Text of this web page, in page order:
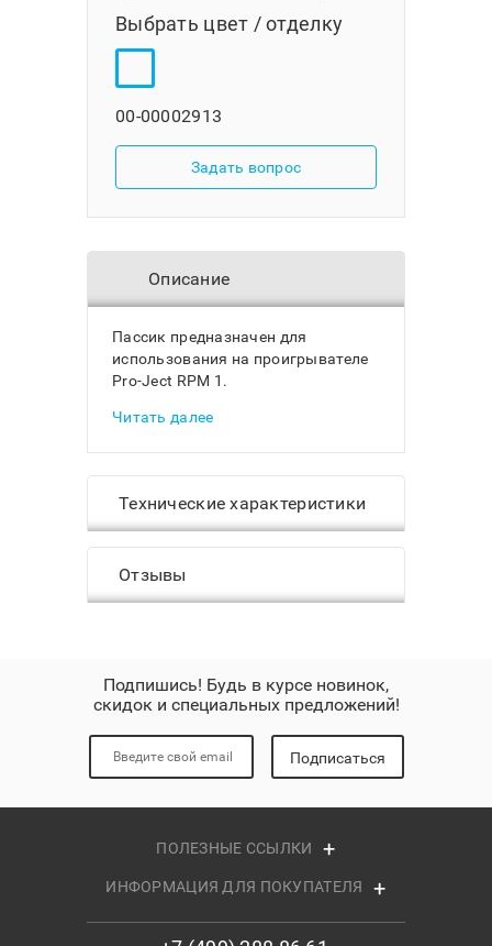
Выбрать цвет / отделку
00-00002913
Задать вопрос
Описание
Пассик предназначен для
использования на проигрывателе
Pro-Ject RPM 1.
Читать далее
Технические характеристики
Отзывы
Подпишись! Будь в курсе новинок,
скидок и специальных предложений!
Подписаться
ПОЛЕЗНЫЕ ССЫЛКИ
ИНФОРМАЦИЯ ДЛЯ ПОКУПАТЕЛЯ